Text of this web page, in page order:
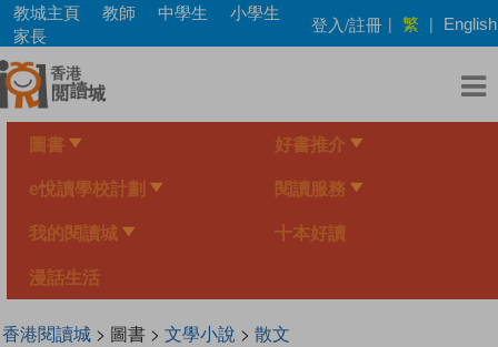
Skip
main
content
教城主頁 教師 中學生
小學生
家長
登入/註冊 | 繁 | English
圖書 好書推介
e悅讀學校計劃 閱讀服務
我的閱讀城 十本好讀
漫話生活
香港閱讀城> 圖書 > 文學小說 > 散文